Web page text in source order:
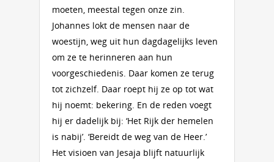
moeten, meestal tegen onze zin.
Johannes lokt de mensen naar de
woestijn, weg uit hun dagdagelijks leven
om ze te herinneren aan hun
voorgeschiedenis. Daar komen ze terug
tot zichzelf. Daar roept hij ze op tot wat
hij noemt: bekering. En de reden voegt
hij er dadelijk bij: ‘Het Rijk der hemelen
is nabij’. ‘Bereidt de weg van de Heer.’
Het visioen van Jesaja blijft natuurlijk